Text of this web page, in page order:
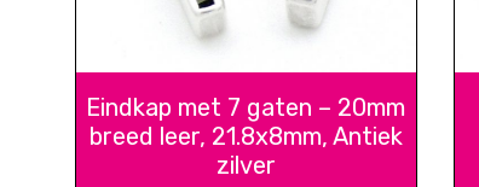
Eindkap met 7 gaten – 20mm
breed leer, 21.8x8mm, Antiek
zilver